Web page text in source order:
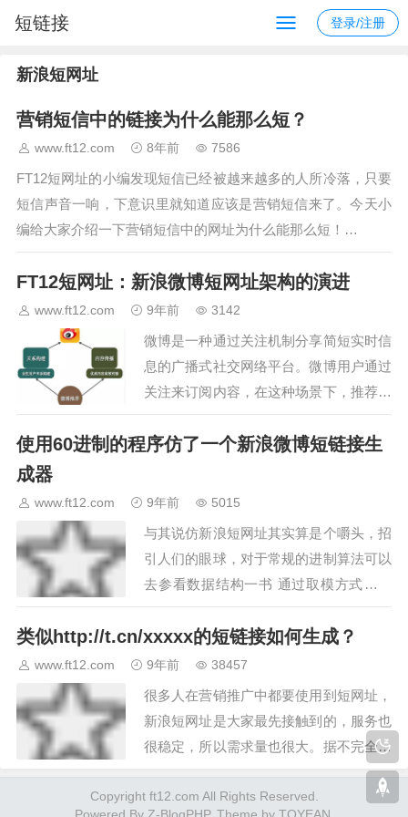
短链接 登录/注册
新浪短网址
营销短信中的链接为什么能那么短？
www.ft12.com 8年前 7586
FT12短网址的小编发现短信已经被越来越多的人所冷落，只要
短信声音一响，下意识里就知道应该是营销短信来了。今天小
编给大家介绍一下营销短信中的网址为什么能那么短！…
FT12短网址：新浪微博短网址架构的演进
www.ft12.com 9年前 3142
微博是一种通过关注机制分享简短实时信
息的广播式社交网络平台。微博用户通过
关注来订阅内容，在这种场景下，推荐系
统可以很好地和订阅分发体系进行融合，
相互促进。微博两个核心基础点：一是用
直致力于优化这两点。。。…
使用60进制的程序仿了一个新浪微博短链接生
成器
www.ft12.com 9年前 5015
与其说仿新浪短网址其实算是个嚼头，招
引人们的眼球，对于常规的进制算法可以
去参看数据结构一书 通过取模方式计算
出对应的n进制数，t.cn短网址的原理大致
如下：Java代码 int nv =&…
类似http://t.cn/xxxxx的短链接如何生成？
www.ft12.com 9年前 38457
很多人在营销推广中都要使用到短网址，
新浪短网址是大家最先接触到的，服务也
很稳定，所以需求量也很大。据不完全统
计，大概每天有几十亿条t.cn短链接生
成。如此巨大的数量，难道都是先登录新
Copyright ft12.com All Rights Reserved.